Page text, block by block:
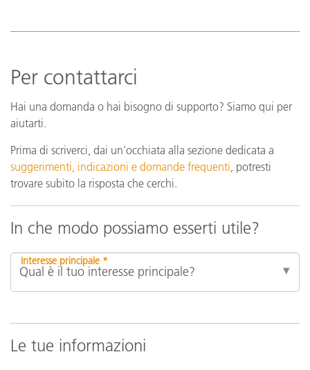
Per contattarci
Hai una domanda o hai bisogno di supporto? Siamo qui per
aiutarti.
Prima di scriverci, dai un'occhiata alla sezione dedicata a
suggerimenti, indicazioni e domande frequenti, potresti
trovare subito la risposta che cerchi.
In che modo possiamo esserti utile?
Interesse principale *
Le tue informazioni